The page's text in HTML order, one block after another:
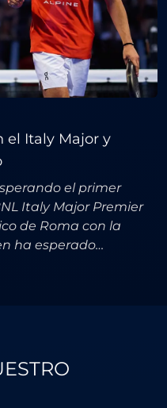
el Italy Major y
el primer
Italy Major Premier
de Roma con la
ha esperado